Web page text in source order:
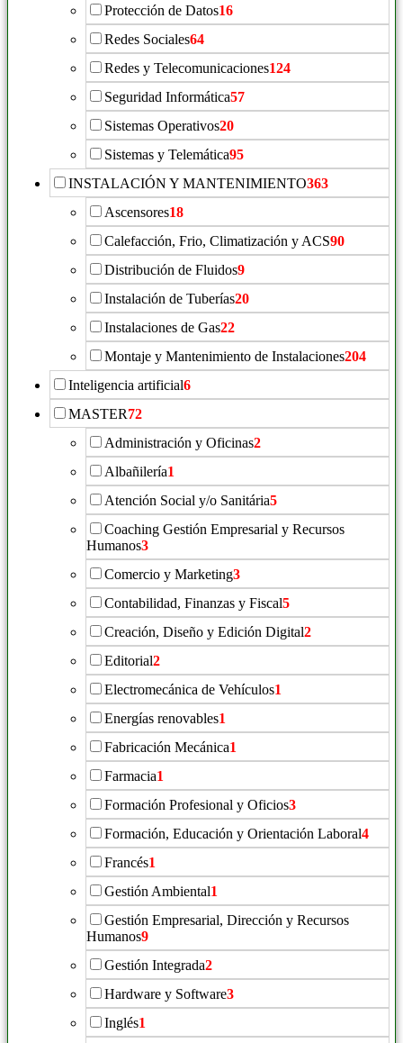
Protección de Datos16
Redes Sociales64
Redes y Telecomunicaciones124
Seguridad Informática57
Sistemas Operativos20
Sistemas y Telemática95
INSTALACIÓN Y MANTENIMIENTO363
Ascensores18
Calefacción, Frio, Climatización y ACS90
Distribución de Fluidos9
Instalación de Tuberías20
Instalaciones de Gas22
Montaje y Mantenimiento de Instalaciones204
Inteligencia artificial6
MASTER72
Administración y Oficinas2
Albañilería1
Atención Social y/o Sanitária5
Coaching Gestión Empresarial y Recursos
Humanos3
Comercio y Marketing3
Contabilidad, Finanzas y Fiscal5
Creación, Diseño y Edición Digital2
Editorial2
Electromecánica de Vehículos1
Energías renovables1
Fabricación Mecánica1
Farmacia1
Formación Profesional y Oficios3
Formación, Educación y Orientación Laboral4
Francés1
Gestión Ambiental1
Gestión Empresarial, Dirección y Recursos
Humanos9
Gestión Integrada2
Hardware y Software3
Inglés1